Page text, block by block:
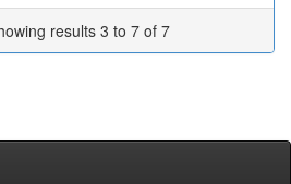
results 3 to 7 of 7